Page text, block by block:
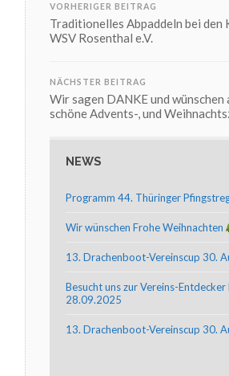
VORHERIGER BEITRAG
Traditionelles Abpaddeln bei den
WSV Rosenthal e.V.
NÄCHSTER BEITRAG
Wir sagen DANKE und wünschen
schöne Advents-, und
NEWS
Programm 44. Thüringer
Wir wünschen Frohe Weihnachten
13. Drachenboot-Vereinscup 30.
Besucht uns zur Vereins-Entdecker
28.09.2025
13. Drachenboot-Vereinscup 30.